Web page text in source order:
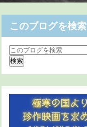
このブログを検索